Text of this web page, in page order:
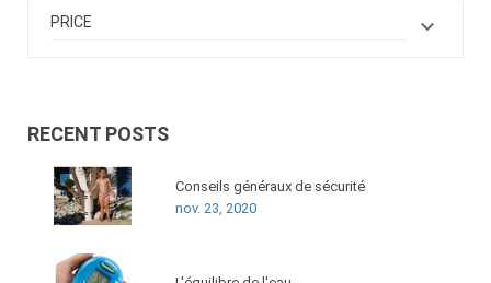
PRICE 
RECENT POSTS
Conseils généraux de sécurité
nov. 23, 2020